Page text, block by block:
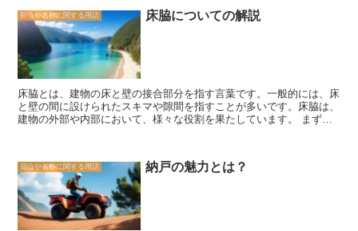
た、開き戸は取り付けや修理が容易ですが、引き戸はスムーズな開閉
が可能です。 玄関扉は家の顔とも言える重要な要素です。開き戸と
引き戸の違いを理解し、自分のニーズに合った扉を選ぶことで、快適
で魅力的な玄関を作り出すことができます。
状には、単純な水平な棚や、斜めに傾斜した棚、曲線を描いた棚など
があります。これらの形状は、建物のデザインや構造上の要件に応じ
て選ばれます。 枕棚は、建物の屋根の構造を強化するために使用さ
れることがあります。屋根の重みや風圧による負荷を分散し、建物全
体の安定性を向上させる役割を果たします。また、枕棚は、屋根の断
熱や防水のための材料を保護する役割も担っています。 枕棚は、建
築やリフォームのプロフェッショナルにとってはなじみのある用語で
すが、一般の人々にとっては馴染みが薄いかもしれません。しかし、
枕棚は建物の安定性や耐久性に重要な役割を果たしており、建築やリ
ムのプロジェクトにおいては適切な設計と施工が必要です。枕棚の形
状や配置は、建物のデザインや構造上の要件に合わせて選ばれるべき
です。また、枕棚の材料や耐久性も考慮する必要があります。 枕棚
は、建物の屋根の構造を強化し、安定性を向上させる役割を果たす重
要な要素です。建築やリフォームのプロジェクトにおいては、枕棚の
設計と施工に十分な注意が払われるべきです。枕棚の役割や重要性を
部位や名称に関する用語 床脇についての解説
床脇とは、建物の床と壁の接合部分を指す言葉です。一般的には、床
と壁の間に設けられたスキマや隙間を指すことが多いです。床脇は、
建物の外部や内部において、様々な役割を果たしています。 まず、
これにより、雨水や湿気の侵入を防ぎ、建物内部の快適な環境を保つ
ことができます。また、床脇には排水溝や排水パイプが設置されるこ
ともあります。これにより、雨水や洗浄水を効果的に排水することが
できます。 また、床脇は建物の内部においても重要な役割を果たし
ています。例えば、床と壁の接合部分には、シーリング材やモールデ
ィングが使用されることがあります。これにより、床と壁の隙間を埋
部位や名称に関する用語 納戸の魅力とは？